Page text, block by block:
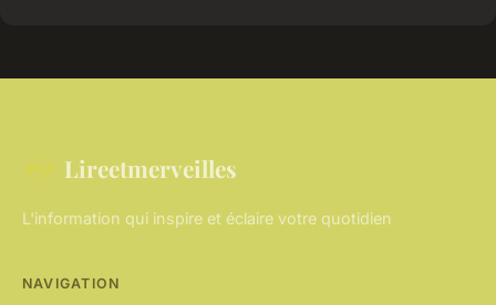
Lireetmerveilles
L'information qui inspire et éclaire votre quotidien
NAVIGATION